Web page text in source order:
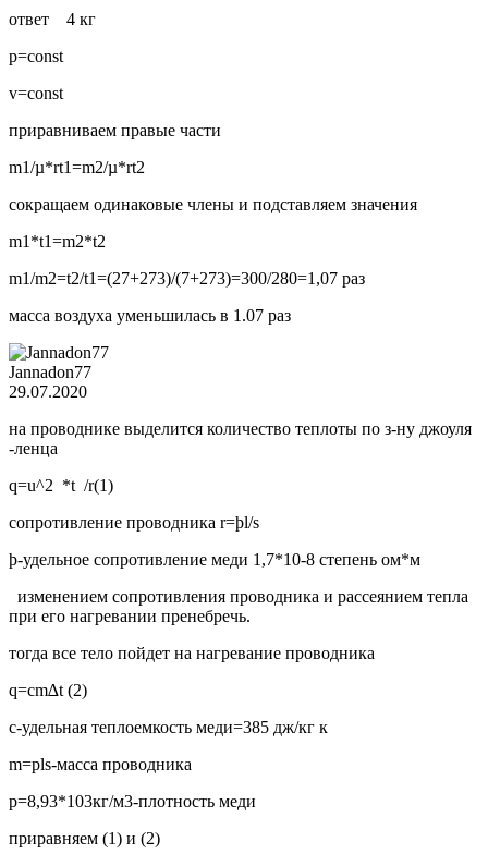
ответ 4 кг
p=const
v=const
приравниваем правые части
m1/µ*rt1=m2/µ*rt2
сокращаем одинаковые члены и подставляем значения
m1*t1=m2*t2
m1/m2=t2/t1=(27+273)/(7+273)=300/280=1,07 раз
масса воздуха уменьшилась в 1.07 раз
Jannadon77
29.07.2020
на проводнике выделится количество теплоты по з-ну джоуля
-ленца
q=u^2 *t /r(1)
сопротивление проводника r=þl/s
þ-удельное сопротивление меди 1,7*10-8 степень ом*м
изменением сопротивления проводника и рассеянием тепла
при его нагревании пренебречь.
тогда все тело пойдет на нагревание проводника
q=cm∆t (2)
c-удельная теплоемкость меди=385 дж/кг к
m=pls-масса проводника
р=8,93*103кг/м3-плотность меди
приравняем (1) и (2)